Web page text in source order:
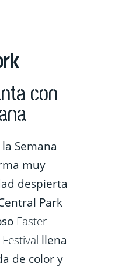
con
Semana
muy
despierta
Park
Easter
llena
de color y